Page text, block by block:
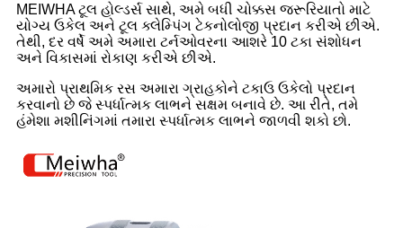
MEIWHA ટૂલ હોલ્ડર્સ સાથે, અમે બધી ચોક્કસ જરૂરિયાતો માટે
યોગ્ય ઉકેલ અને ટૂલ ક્લેમ્પિંગ ટેકનોલોજી પ્રદાન કરીએ છીએ.
તેથી, દર વર્ષે અમે અમારા ટર્નઓવરના આશરે 10 ટકા સંશોધન
અને વિકાસમાં રોકાણ કરીએ છીએ.
અમારો પ્રાથમિક રસ અમારા ગ્રાહકોને ટકાઉ ઉકેલો પ્રદાન
કરવાનો છે જે સ્પર્ધાત્મક લાભને સક્ષમ બનાવે છે. આ રીતે, તમે
હંમેશા મશીનિંગમાં તમારા સ્પર્ધાત્મક લાભને જાળવી શકો છો.